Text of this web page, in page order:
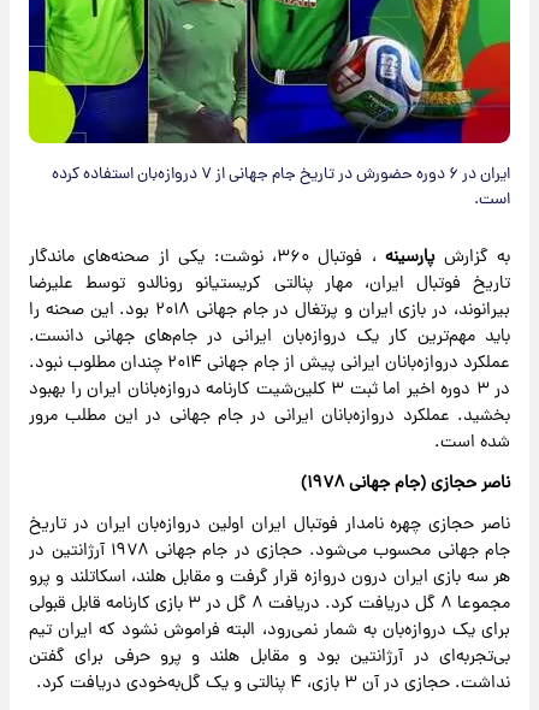
ایران در ۶ دوره حضورش در تاریخ جام جهانی از ۷ دروازه‌بان استفاده کرده
است.
به گزارشپارسینه
، فوتبال ۳۶۰، نوشت: یکی از صحنه‌های ماندگار
تاریخ فوتبال ایران، مهار پنالتی کریستیانو رونالدو توسط علیرضا
بیرانوند، در بازی ایران و پرتغال در جام جهانی ۲۰۱۸ بود. این صحنه را
باید مهم‌ترین کار یک دروازه‌بان ایرانی در جام‌های جهانی دانست.
عملکرد دروازه‌بانان ایرانی پیش از جام جهانی ۲۰۱۴ چندان مطلوب نبود.
در ۳ دوره اخیر اما ثبت ۳ کلین‌شیت کارنامه دروازه‌بانان ایران را بهبود
بخشید. عملکرد دروازه‌بانان ایرانی در جام جهانی در این مطلب مرور
شده است.
ناصر حجازی (جام جهانی ۱۹۷۸)
ناصر حجازی چهره نامدار فوتبال ایران اولین دروازه‌بان ایران در تاریخ
جام جهانی محسوب می‌شود. حجازی در جام جهانی ۱۹۷۸ آرژانتین در
هر سه بازی ایران درون دروازه قرار گرفت و مقابل هلند، اسکاتلند و پرو
مجموعا ۸ گل دریافت کرد. دریافت ۸ گل در ۳ بازی کارنامه قابل قبولی
برای یک دروازه‌بان به شمار نمی‌رود، البته فراموش نشود که ایران تیم
بی‌تجربه‌ای در آرژانتین بود و مقابل هلند و پرو حرفی برای گفتن
نداشت. حجازی در آن ۳ بازی، ۴ پنالتی و یک گل‌به‌خودی دریافت کرد.